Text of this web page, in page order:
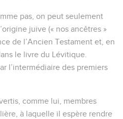
pas, on peut seulement
juive (« nos ancêtres »
de l’Ancien Testament et, en
le livre du Lévitique.
l’intermédiaire des premiers
comme lui, membres
à laquelle il espère rendre